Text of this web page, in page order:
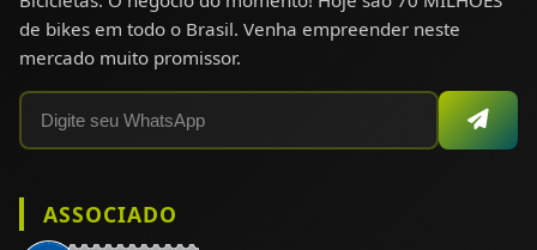
de bikes em todo o Brasil. Venha empreender neste
mercado muito promissor.
ASSOCIADO